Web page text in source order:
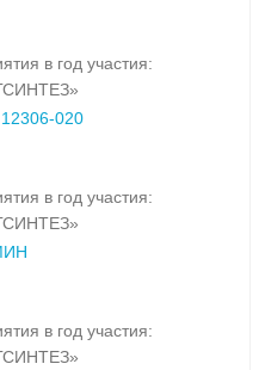
в год участия:
020
в год участия:
в год участия: